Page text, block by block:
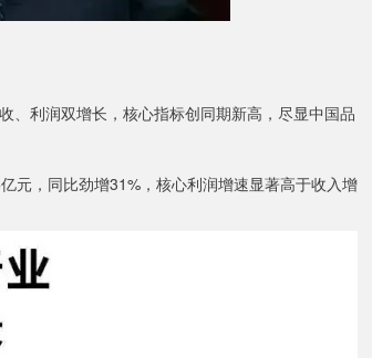
、利润双增长，核心指标创同期新高，尽显中国品
元，同比劲增31%，核心利润增速显著高于收入增